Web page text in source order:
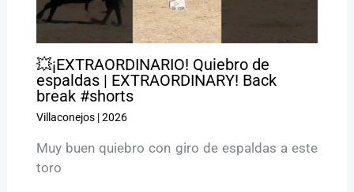
💥¡EXTRAORDINARIO! Quiebro de
espaldas | EXTRAORDINARY! Back
break #shorts
Villaconejos|2026
Muy buen quiebro con giro de espaldas a este
toro